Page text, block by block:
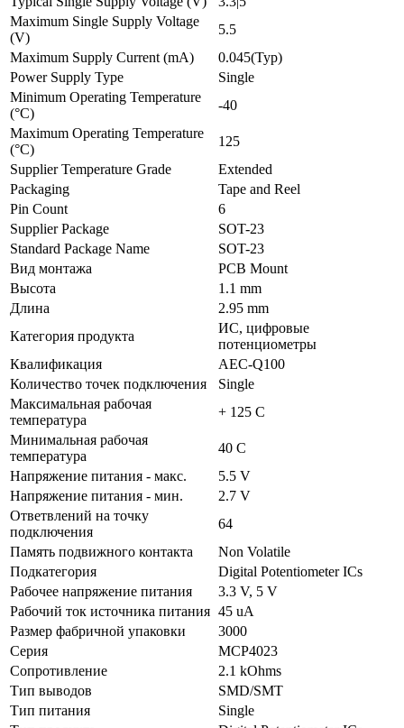
Maximum Single Supply Voltage
(V)
5.5
Maximum Supply Current (mA)
0.045(Typ)
Power Supply Type
Single
Minimum Operating Temperature
(°C)
-40
Maximum Operating Temperature
(°C)
125
Supplier Temperature Grade
Extended
Packaging
Tape and Reel
Pin Count
6
Supplier Package
SOT-23
Standard Package Name
SOT-23
Вид монтажа
PCB Mount
Высота
1.1 mm
Длина
2.95 mm
Категория продукта
ИС, цифровые
потенциометры
Квалификация
AEC-Q100
Количество точек подключения
Single
Максимальная рабочая
температура
+ 125 C
Минимальная рабочая
температура
40 C
Напряжение питания - макс.
5.5 V
Напряжение питания - мин.
2.7 V
Ответвлений на точку
подключения
64
Память подвижного контакта
Non Volatile
Подкатегория
Digital Potentiometer ICs
Рабочее напряжение питания
3.3 V, 5 V
Рабочий ток источника питания 45 uA
Размер фабричной упаковки
3000
Серия
MCP4023
Сопротивление
2.1 kOhms
Тип выводов
SMD/SMT
Тип питания
Single